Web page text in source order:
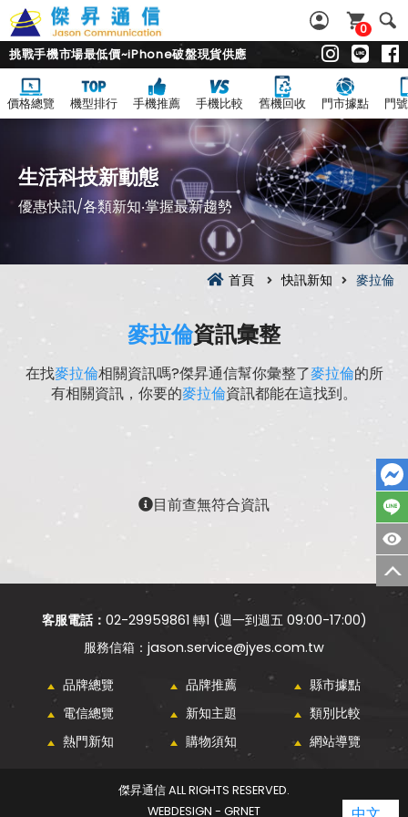
0
挑戰手機市場最低價~iPhone破盤現貨供應
價格總覽 機型排行 手機推薦 手機比較 舊機回收 門市據點 門
生活科技新動態
優惠快訊/各類新知‧掌握最新趨勢
首頁 快訊新知 麥拉倫
麥拉倫資訊彙整
在找麥拉倫相關資訊嗎?傑昇通信幫你彙整了麥拉倫的所
有相關資訊，你要的麥拉倫資訊都能在這找到。
目前查無符合資訊
客服電話： 02-29959861 轉1 (週一到週五 09:00-17:00)
jason.service@jyes.com.tw
品牌總覽 品牌推薦
縣市據點
電信總覽
新知主題
類別比較
熱門新知
購物須知 網站導覽
傑昇通信 ALL RIGHTS RESERVED.
WEBDESIGN - GRNET